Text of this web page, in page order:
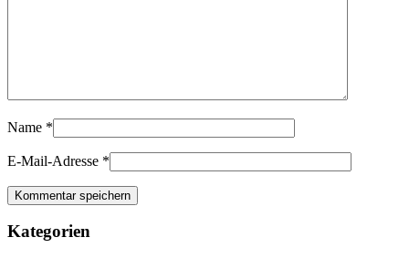
Name *
E-Mail-Adresse *
Kategorien